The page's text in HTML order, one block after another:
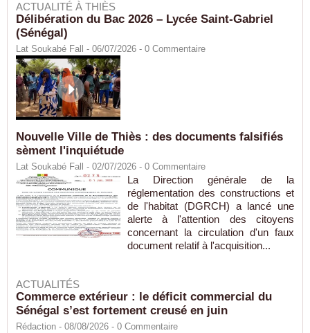
ACTUALITÉ À THIÈS
Délibération du Bac 2026 – Lycée Saint-Gabriel
(Sénégal)
Lat Soukabé Fall - 06/07/2026 - 0 Commentaire
Nouvelle Ville de Thiès : des documents falsifiés
sèment l'inquiétude
Lat Soukabé Fall - 02/07/2026 - 0 Commentaire
La Direction générale de la
réglementation des constructions et
de l'habitat (DGRCH) a lancé une
alerte à l'attention des citoyens
concernant la circulation d'un faux
document relatif à l'acquisition...
ACTUALITÉS
Commerce extérieur : le déficit commercial du
Sénégal s’est fortement creusé en juin
Rédaction - 08/08/2026 - 0 Commentaire